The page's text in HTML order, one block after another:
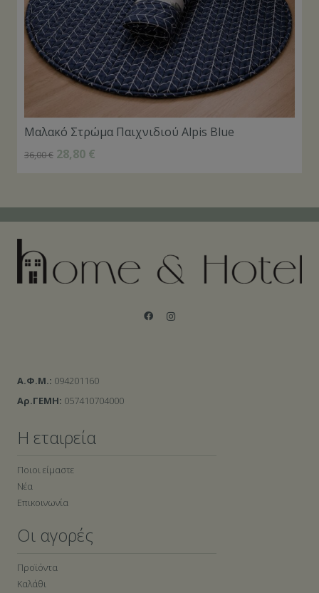
Μαλακό Στρώμα Παιχνιδιού Alpis Blue
36,00€ 28,80 €
Α.Φ.Μ.: 094201160
Αρ.ΓΕΜΗ: 057410704000
Η εταιρεία
Ποιοι είμαστε
Νέα
Επικοινωνία
Οι αγορές
Προϊόντα
Καλάθι